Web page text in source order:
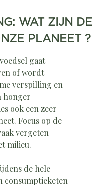
WAT ZIJN DE
PLANEET ?
gaat
of wordt
verspilling en
honger
ook een zeer
Focus op de
vergeten
milieu.
de hele